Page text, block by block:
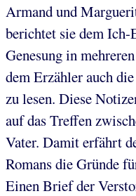
Armand und
berichtet sie dem Ich-
Genesung in
dem Erzähler auch
zu lesen. Diese
auf das Treffen
Vater. Damit erfährt
Romans die Gründe
Einen Brief der